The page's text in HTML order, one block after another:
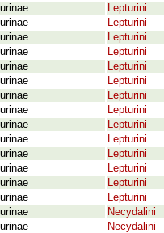
Lepturini
Lepturini
Lepturini
Lepturini
Lepturini
Lepturini
Lepturini
Lepturini
Lepturini
Lepturini
Lepturini
Lepturini
Lepturini
Lepturini
Necydalini
Necydalini